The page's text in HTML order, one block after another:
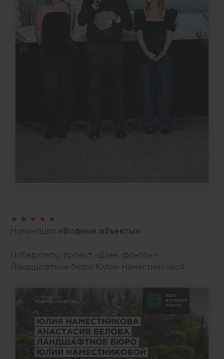
★ ★ ★ ★ ★
Номинация «Водные объекты»
Победитель: проект «Дзен-фонтан»
Ландшафтное бюро Юлии Наместниковой